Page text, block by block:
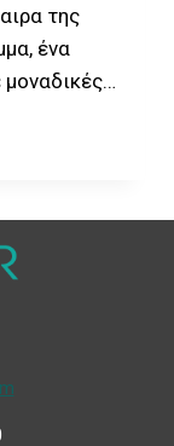
της
ένα
μοναδικές…